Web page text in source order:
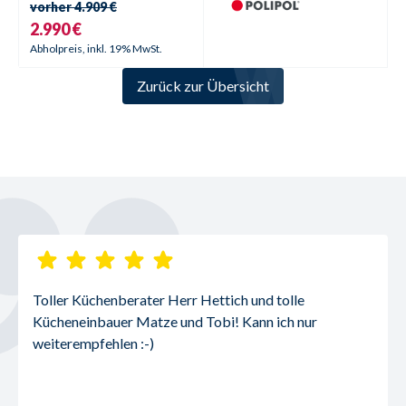
vorher4.909 €
2.990 €
Abholpreis, inkl. 19% MwSt.
Zurück zur Übersicht
Toller Küchenberater Herr Hettich und tolle
Kücheneinbauer Matze und Tobi! Kann ich nur
weiterempfehlen :-)